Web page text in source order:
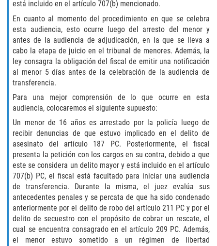
Falsificación o Alteración de una
Prescripción Médica
Malversación de Fondos
Robo De Identidad
Presentación de Documentos Falsos
Delitos de Fraude
Fraude a Programas de Asistencia
Pública
Fraude con Cheques
Fraude a la Compensación a los
Trabajadores
Fraude de Juego
está incluido en el artículo 707(b) mencionado.
En cuanto al momento del procedimiento en que se celebra
esta audiencia, esto ocurre luego del arresto del menor y
antes de la audiencia de adjudicación, en la que se lleva a
cabo la etapa de juicio en el tribunal de menores. Además, la
ley consagra la obligación del fiscal de emitir una notificación
al menor 5 días antes de la celebración de la audiencia de
transferencia.
Para una mejor comprensión de lo que ocurre en esta
audiencia, colocaremos el siguiente supuesto:
Un menor de 16 años es arrestado por la policía luego de
recibir denuncias de que estuvo implicado en el delito de
asesinato del artículo 187 PC. Posteriormente, el fiscal
presenta la petición con los cargos en su contra, debido a que
este se considera un delito mayor y está incluido en el artículo
707(b) PC, el fiscal está facultado para iniciar una audiencia
de transferencia. Durante la misma, el juez evalúa sus
antecedentes penales y se percata de que ha sido condenado
anteriormente por el delito de robo del artículo 211 PC y por el
delito de secuestro con el propósito de cobrar un rescate, el
cual se encuentra consagrado en el artículo 209 PC. Además,
el menor estuvo sometido a un régimen de libertad